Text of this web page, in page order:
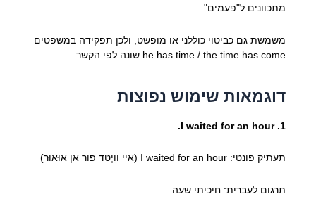
מתכוונים ל"פעמים".
משמשת גם כביטוי כוללני או מופשט, ולכן תפקידה במשפטים
he has time / the time has come שונה לפי הקשר.
דוגמאות שימוש נפוצות
1. I waited for an hour.
תעתיק פונטי: I waited for an hour (איי ווֵיְטד פור אן אוּאוּר)
תרגום לעברית: חיכיתי שעה.